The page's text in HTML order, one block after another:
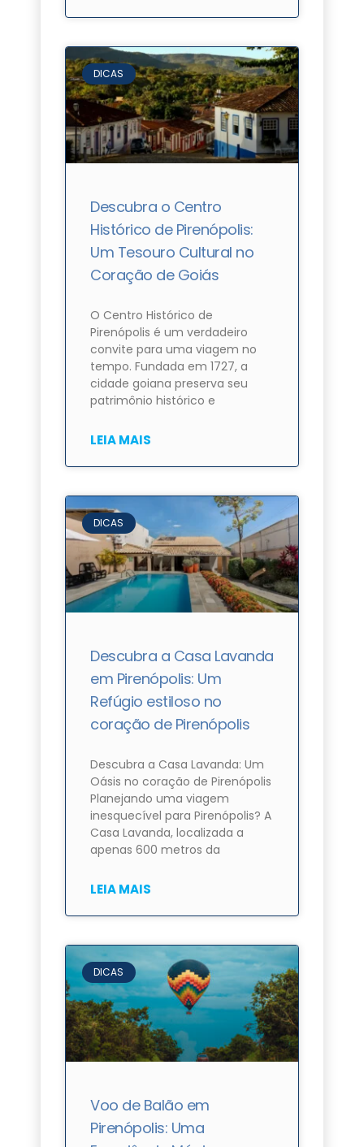
DICAS
Descubra o Centro
Histórico de Pirenópolis:
Um Tesouro Cultural no
Coração de Goiás
O Centro Histórico de
Pirenópolis é um verdadeiro
convite para uma viagem no
tempo. Fundada em 1727, a
cidade goiana preserva seu
patrimônio histórico e
LEIA MAIS
DICAS
Descubra a Casa Lavanda
em Pirenópolis: Um
Refúgio estiloso no
coração de Pirenópolis
Descubra a Casa Lavanda: Um
Oásis no coração de Pirenópolis
Planejando uma viagem
inesquecível para Pirenópolis? A
Casa Lavanda, localizada a
apenas 600 metros da
LEIA MAIS
DICAS
Voo de Balão em
Pirenópolis: Uma